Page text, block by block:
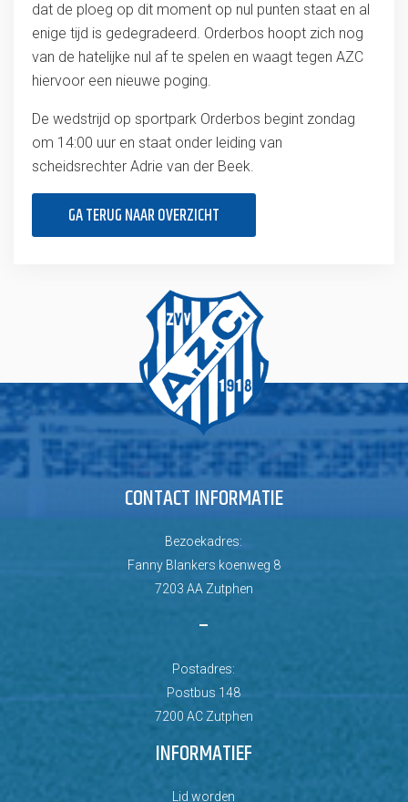
dat de ploeg op dit moment op nul punten staat en al
enige tijd is gedegradeerd. Orderbos hoopt zich nog
van de hatelijke nul af te spelen en waagt tegen AZC
hiervoor een nieuwe poging.
De wedstrijd op sportpark Orderbos begint zondag
om 14:00 uur en staat onder leiding van
scheidsrechter Adrie van der Beek.
GA TERUG NAAR OVERZICHT
CONTACT INFORMATIE
Bezoekadres:
Fanny Blankers koenweg 8
7203 AA Zutphen
–
Postadres:
Postbus 148
7200 AC Zutphen
INFORMATIEF
Lid worden